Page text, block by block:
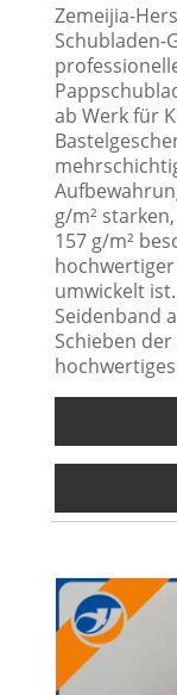
Zemeijia-
Schubladen-
ab Werk für
g/m²
157 g/m²
umwickelt
Seidenband
Schieben